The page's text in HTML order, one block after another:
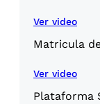
Ver video
Matricula
Ver video
Plataforma